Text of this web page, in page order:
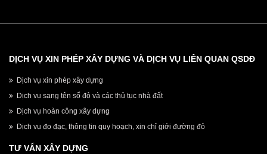
DỊCH VỤ XIN PHÉP XÂY DỰNG VÀ DỊCH VỤ LIÊN QUAN QSDĐ
Dịch vụ xin phép xây dựng
Dịch vụ sang tên sổ đỏ và các thủ tục nhà đất
Dịch vụ hoàn công xây dựng
Dịch vụ đo đạc, thông tin quy hoạch, xin chỉ giới đường đỏ
TƯ VẤN XÂY DỰNG